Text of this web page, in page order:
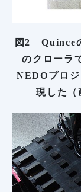
図2 Quince
のクローラ
NEDOプロ
現した（